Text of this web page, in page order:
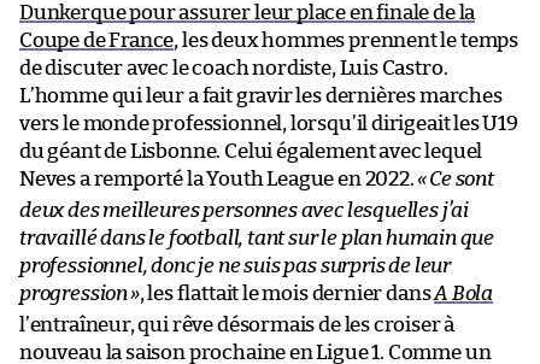
Dunkerque pour assurer leur place en finale de la
Coupe de France, les deux hommes prennent le temps
de discuter avec le coach nordiste, Luis Castro.
L’homme qui leur a fait gravir les dernières marches
vers le monde professionnel, lorsqu’il dirigeait les U19
du géant de Lisbonne. Celui également avec lequel
Neves a remporté la Youth League en 2022.«Ce sont
deux des meilleures personnes avec lesquelles j’ai
travaillé dans le football, tant sur le plan humain que
professionnel, donc je ne suis pas surpris de leur
progression», les flattait le mois dernier dansA Bola
l’entraîneur, qui rêve désormais de les croiser à
nouveau la saison prochaine en Ligue 1. Comme un